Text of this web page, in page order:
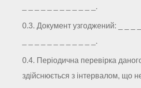
_ _ _ _ _ _ _ _ _ _ _ _.
0.3. Документ узгоджений: _ _ _ _
_ _ _ _ _ _ _ _ _ _ _ _.
0.4. Періодична перевірка
здійснюється з інтервалом, що